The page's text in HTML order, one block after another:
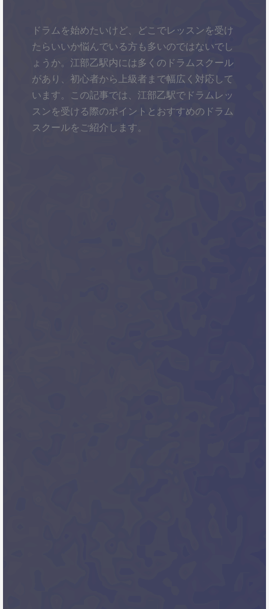
ドラムを始めたいけど、どこでレッスンを受け
たらいいか悩んでいる方も多いのではないでし
ょうか。江部乙駅内には多くのドラムスクール
があり、初心者から上級者まで幅広く対応して
います。この記事では、江部乙駅でドラムレッ
スンを受ける際のポイントとおすすめのドラム
スクールをご紹介します。